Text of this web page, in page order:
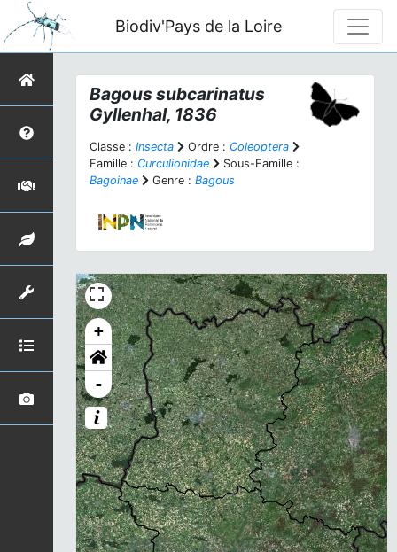
Biodiv'Pays de la Loire
Bagous subcarinatus
Gyllenhal, 1836
Classe : Insecta Ordre : Coleoptera
Famille : Curculionidae
Sous-Famille :
Bagoinae
Genre : Bagous
+
-